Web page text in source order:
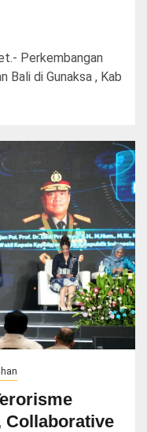
Perkembangan
Bali di Gunaksa , Kab
Collaborative